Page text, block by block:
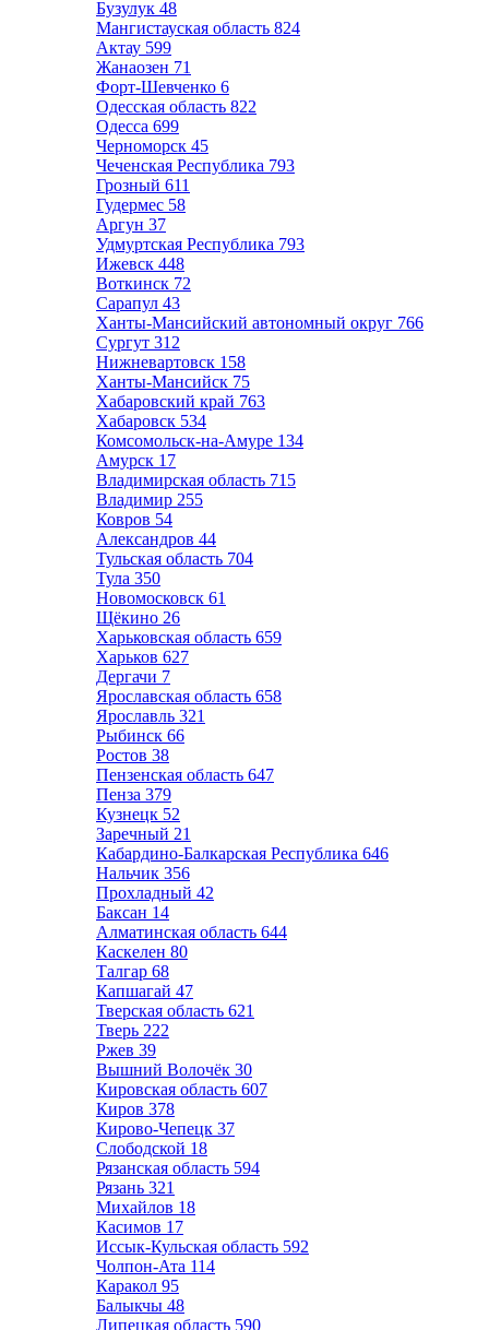
Бузулук 48
Мангистауская область 824
Актау 599
Жанаозен 71
Форт-Шевченко 6
Одесская область 822
Одесса 699
Черноморск 45
Чеченская Республика 793
Грозный 611
Гудермес 58
Аргун 37
Удмуртская Республика 793
Ижевск 448
Воткинск 72
Сарапул 43
Ханты-Мансийский автономный округ 766
Сургут 312
Нижневартовск 158
Ханты-Мансийск 75
Хабаровский край 763
Хабаровск 534
Комсомольск-на-Амуре 134
Амурск 17
Владимирская область 715
Владимир 255
Ковров 54
Александров 44
Тульская область 704
Тула 350
Новомосковск 61
Щёкино 26
Харьковская область 659
Харьков 627
Дергачи 7
Ярославская область 658
Ярославль 321
Рыбинск 66
Ростов 38
Пензенская область 647
Пенза 379
Кузнецк 52
Заречный 21
Кабардино-Балкарская Республика 646
Нальчик 356
Прохладный 42
Баксан 14
Алматинская область 644
Каскелен 80
Талгар 68
Капшагай 47
Тверская область 621
Тверь 222
Ржев 39
Вышний Волочёк 30
Кировская область 607
Киров 378
Кирово-Чепецк 37
Слободской 18
Рязанская область 594
Рязань 321
Михайлов 18
Касимов 17
Иссык-Кульская область 592
Чолпон-Ата 114
Каракол 95
Балыкчы 48
Липецкая область 590